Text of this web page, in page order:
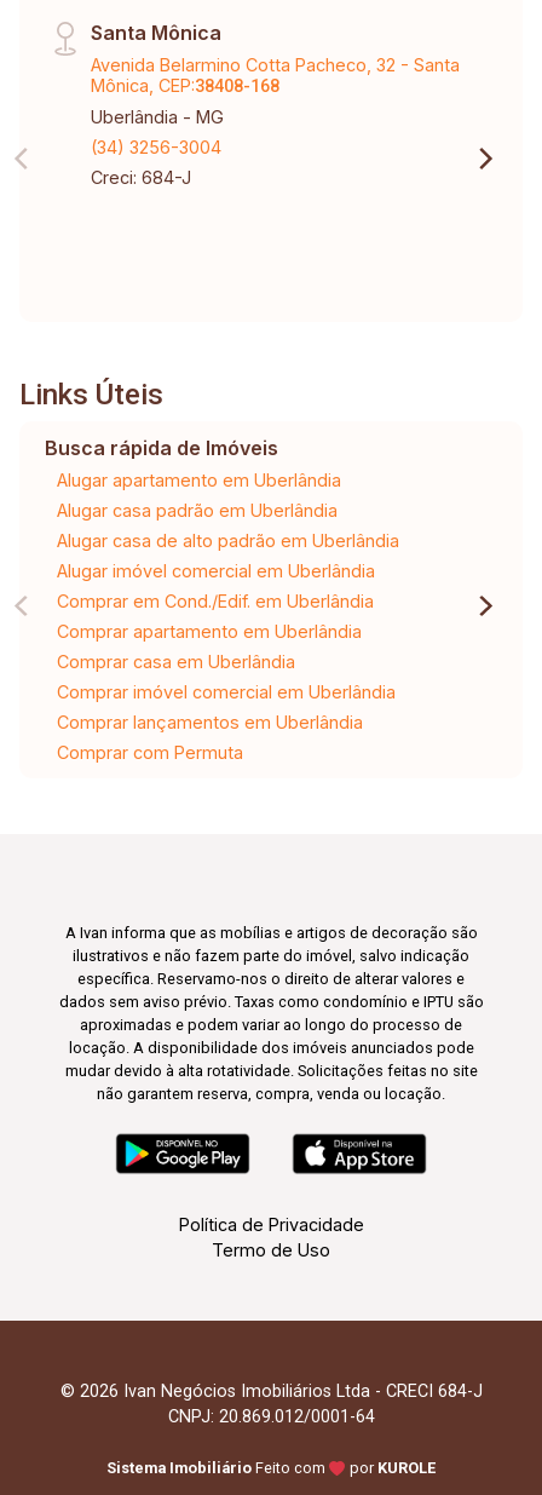
Santa Mônica
Avenida Belarmino Cotta Pacheco, 32 - Santa
Mônica, CEP:38408-168
Uberlândia - MG
(34) 3256-3004
Creci: 684-J
Links Úteis
Busca rápida de Imóveis
Alugar apartamento em Uberlândia
Alugar casa padrão em Uberlândia
Alugar casa de alto padrão em Uberlândia
Alugar imóvel comercial em Uberlândia
Comprar em Cond./Edif. em Uberlândia
Comprar apartamento em Uberlândia
Comprar casa em Uberlândia
Comprar imóvel comercial em Uberlândia
Comprar lançamentos em Uberlândia
Comprar com Permuta
A Ivan informa que as mobílias e artigos de decoração são
ilustrativos e não fazem parte do imóvel, salvo indicação
específica. Reservamo-nos o direito de alterar valores e
dados sem aviso prévio. Taxas como condomínio e IPTU são
aproximadas e podem variar ao longo do processo de
locação. A disponibilidade dos imóveis anunciados pode
mudar devido à alta rotatividade. Solicitações feitas no site
não garantem reserva, compra, venda ou locação.
Política de Privacidade
Termo de Uso
© 2026 Ivan Negócios Imobiliários Ltda - CRECI 684-J
CNPJ: 20.869.012/0001-64
Sistema Imobiliário Feito com por KUROLE